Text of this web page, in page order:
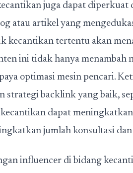
juga dapat diperkuat
atau artikel yang
kecantikan tertentu akan
ini tidak hanya menambah
optimasi mesin pencari.
strategi backlink yang baik,
dapat
jumlah konsultasi
influencer di bidang